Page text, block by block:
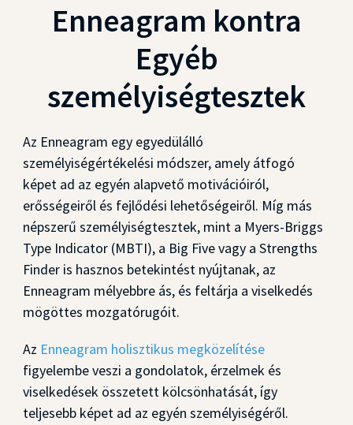
Enneagram kontra
Egyéb
személyiségtesztek
Az Enneagram egy egyedülálló
személyiségértékelési módszer, amely átfogó
képet ad az egyén alapvető motivációiról,
erősségeiről és fejlődési lehetőségeiről. Míg más
népszerű személyiségtesztek, mint a Myers-Briggs
Type Indicator (MBTI), a Big Five vagy a Strengths
Finder is hasznos betekintést nyújtanak, az
Enneagram mélyebbre ás, és feltárja a viselkedés
mögöttes mozgatórugóit.
Az Enneagram holisztikus megközelítése
figyelembe veszi a gondolatok, érzelmek és
viselkedések összetett kölcsönhatását, így
teljesebb képet ad az egyén személyiségéről.